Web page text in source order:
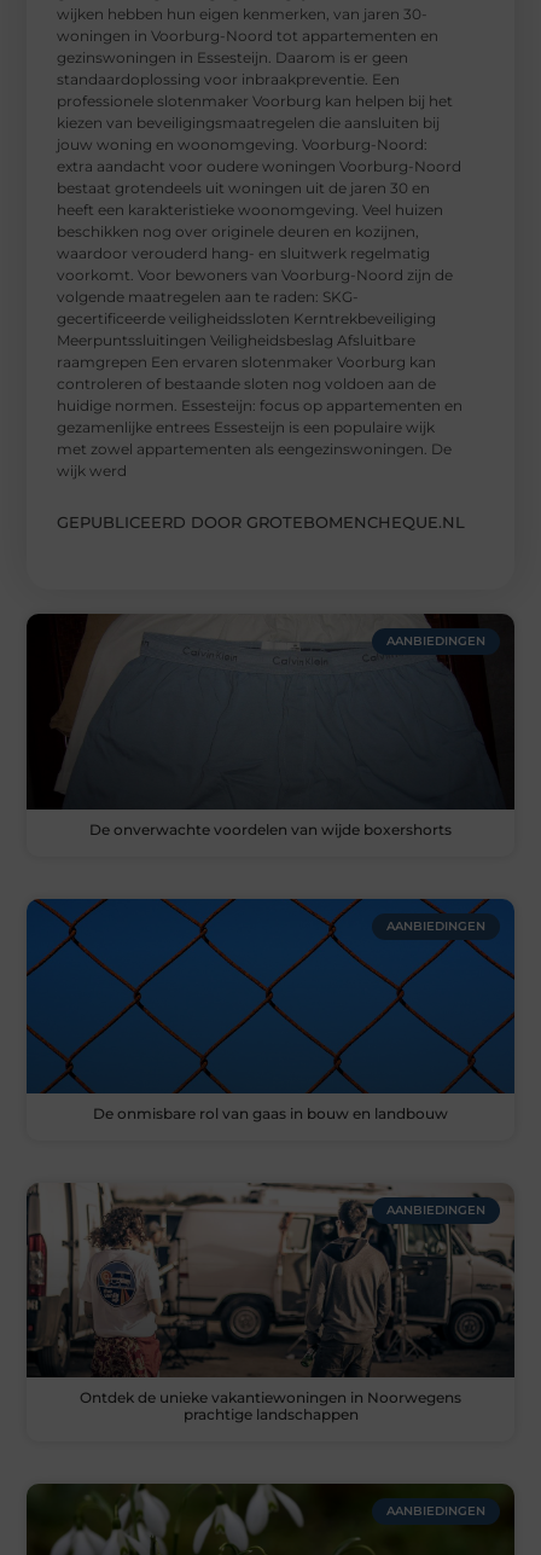
wijken hebben hun eigen kenmerken, van jaren 30-
woningen in Voorburg-Noord tot appartementen en
gezinswoningen in Essesteijn. Daarom is er geen
standaardoplossing voor inbraakpreventie. Een
professionele slotenmaker Voorburg kan helpen bij het
kiezen van beveiligingsmaatregelen die aansluiten bij
jouw woning en woonomgeving. Voorburg-Noord:
extra aandacht voor oudere woningen Voorburg-Noord
bestaat grotendeels uit woningen uit de jaren 30 en
heeft een karakteristieke woonomgeving. Veel huizen
beschikken nog over originele deuren en kozijnen,
waardoor verouderd hang- en sluitwerk regelmatig
voorkomt. Voor bewoners van Voorburg-Noord zijn de
volgende maatregelen aan te raden: SKG-
gecertificeerde veiligheidssloten Kerntrekbeveiliging
Meerpuntssluitingen Veiligheidsbeslag Afsluitbare
raamgrepen Een ervaren slotenmaker Voorburg kan
controleren of bestaande sloten nog voldoen aan de
huidige normen. Essesteijn: focus op appartementen en
gezamenlijke entrees Essesteijn is een populaire wijk
met zowel appartementen als eengezinswoningen. De
wijk werd
GEPUBLICEERD DOOR GROTEBOMENCHEQUE.NL
AANBIEDINGEN
De onverwachte voordelen van wijde boxershorts
AANBIEDINGEN
De onmisbare rol van gaas in bouw en landbouw
AANBIEDINGEN
Ontdek de unieke vakantiewoningen in Noorwegens
prachtige landschappen
AANBIEDINGEN